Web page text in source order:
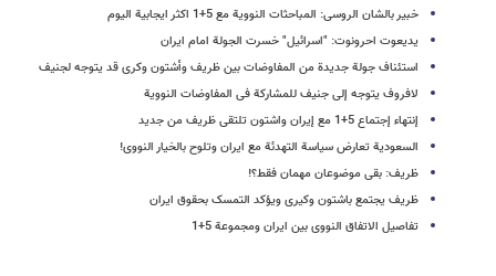
خبیر بالشان الروسی: المباحثات النوویة مع 5+1 اکثر ایجابیة الیوم
یدیعوت احرونوت: "اسرائیل" خسرت الجولة امام ایران
استئناف جولة جدیدة من المفاوضات بین ظریف وأشتون وکری قد یتوجه لجنیف
لافروف یتوجه إلى جنیف للمشارکة فی المفاوضات النوویة
إنتهاء إجتماع 5+1 مع إیران واشتون تلتقی ظریف من جدید
السعودیة تعارض سیاسة التهدئة مع ایران وتلوح بالخیار النووی!
ظریف: بقی موضوعان مهمان فقط؟!
ظریف یجتمع باشتون وکیری ویؤکد التمسک بحقوق ایران
تفاصیل الاتفاق النووی بین ایران ومجموعة 5+1